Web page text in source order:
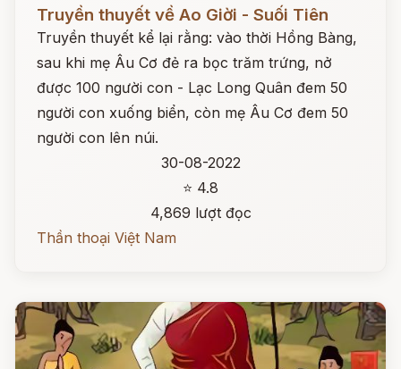
Truyền thuyết về Ao Giời - Suối Tiên
Truyền thuyết kể lại rằng: vào thời Hồng Bàng,
sau khi mẹ Âu Cơ đẻ ra bọc trăm trứng, nở
được 100 người con - Lạc Long Quân đem 50
người con xuống biển, còn mẹ Âu Cơ đem 50
người con lên núi.
30-08-2022
⭐ 4.8
4,869 lượt đọc
Thần thoại Việt Nam